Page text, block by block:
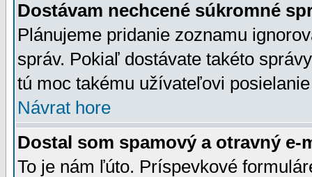
Dostávam nechcené súkromné
Plánujeme pridanie zoznamu
správ. Pokiaľ dostávate takéto
tú moc takému užívateľovi
Návrat hore
Dostal som spamový a otravný e-
To je nám ľúto. Príspevkové